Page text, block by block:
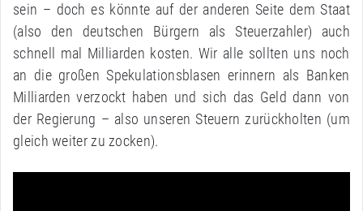
sein – doch es könnte auf der anderen Seite dem Staat
(also den deutschen Bürgern als Steuerzahler) auch
schnell mal Milliarden kosten. Wir alle sollten uns noch
an die großen Spekulationsblasen erinnern als Banken
Milliarden verzockt haben und sich das Geld dann von
der Regierung – also unseren Steuern zurückholten (um
gleich weiter zu zocken).